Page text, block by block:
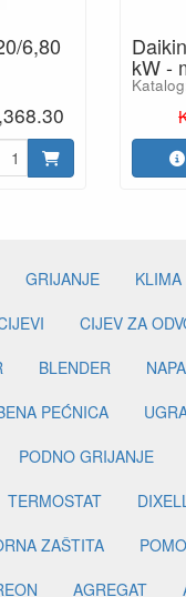
6,80
kW -
GRIJANJE
CIJEV ZA
BLENDER NAPA
PEĆNICA
PODNO GRIJANJE
TERMOSTAT
ZAŠTITA
AGREGAT